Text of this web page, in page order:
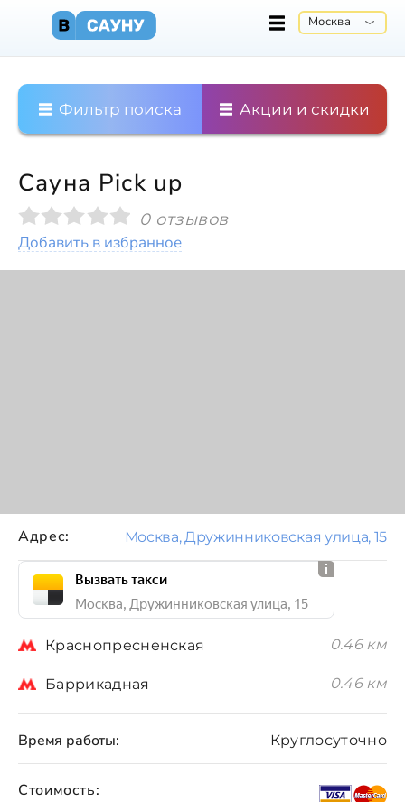
Москва
Фильтр поиска Акции и скидки
Сауна Pick up
0 отзывов
Добавить в избранное
Стоимость:
Время работы: Круглосуточно
Адрес: Москва, Дружинниковская улица, 15
Вызвать такси
Москва, Дружинниковская улица, 15
Краснопресненская 0.46 км
Баррикадная 0.46 км